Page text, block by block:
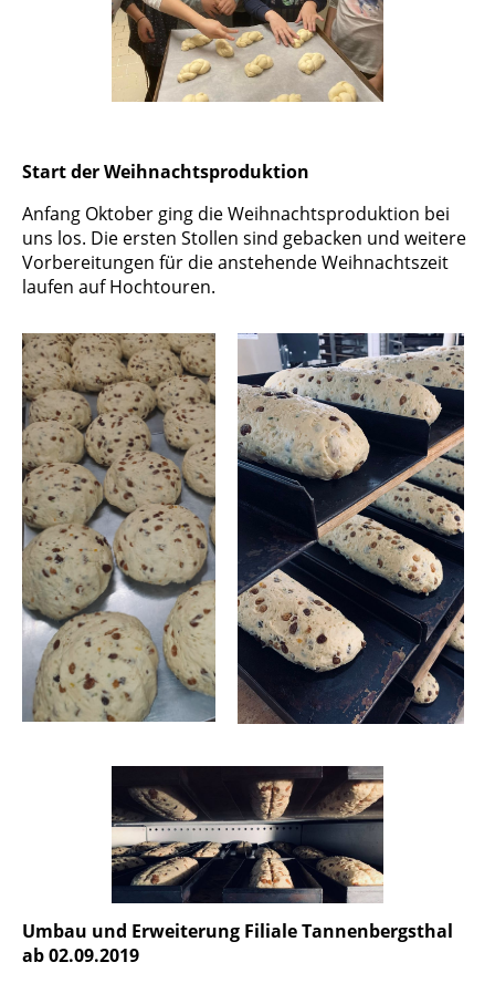
Start der Weihnachtsproduktion
Anfang Oktober ging die Weihnachtsproduktion bei
uns los. Die ersten Stollen sind gebacken und weitere
Vorbereitungen für die anstehende Weihnachtszeit
laufen auf Hochtouren.
Umbau und Erweiterung Filiale Tannenbergsthal
ab 02.09.2019